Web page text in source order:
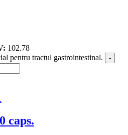
102.78
pentru tractul gastrointestinal.
-
caps.